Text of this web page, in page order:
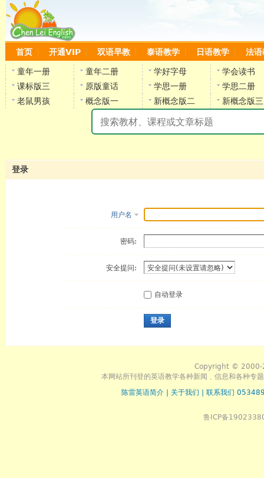
首页 开通VIP 双语早教 泰语教学 日语教学 法语
童年一册 童年二册 学好字母
学会读书
课标版三
原版童话 学思一册
学思二册
老鼠男孩
概念版一 新概念版二 新概念版三
登录
用户名
密码:
安全提问:
自动登录
登录
Copyright © 2000-
本网站所刊登的英语教学各种新闻﹑信息和各种专
陈雷英语简介
关于我们 联系我们
鲁ICP备